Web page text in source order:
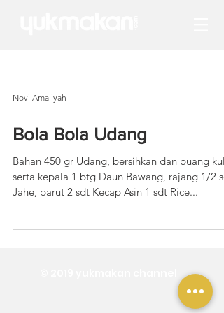
Novi Amaliyah
Bola Bola Udang
Bahan 450 gr Udang, bersihkan dan buang
serta kepala 1 btg Daun Bawang, rajang 1/2
Jahe, parut 2 sdt Kecap Asin 1 sdt Rice...